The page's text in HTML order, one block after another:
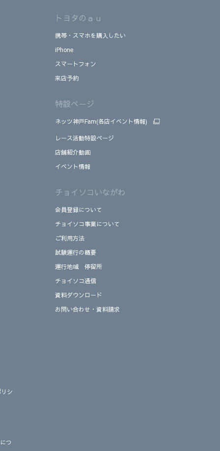
シ
つ
トヨタのａｕ
携帯・スマホを購入したい
iPhone
スマートフォン
来店予約
特設ページ
ネッツ神戸Fam(各店イベント情報)
レース活動特設ページ
店舗紹介動画
イベント情報
チョイソコいながわ
会員登録について
チョイソコ事業について
ご利用方法
試験運行の概要
運行地域 停留所
チョイソコ通信
資料ダウンロード
お問い合わせ・資料請求